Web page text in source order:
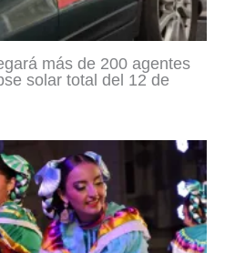
más de 200 agentes
solar total del 12 de